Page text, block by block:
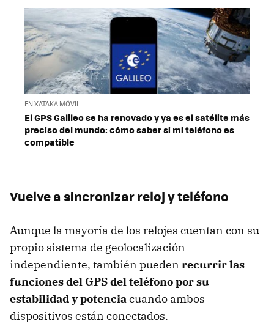
EN XATAKA MÓVIL
El GPS Galileo se ha renovado y ya es el satélite más
preciso del mundo: cómo saber si mi teléfono es
compatible
Vuelve a sincronizar reloj y teléfono
Aunque la mayoría de los relojes cuentan con su
propio sistema de geolocalización
independiente, también pueden recurrir las
funciones del GPS del teléfono por su
estabilidad y potenciacuando ambos
dispositivos están conectados.